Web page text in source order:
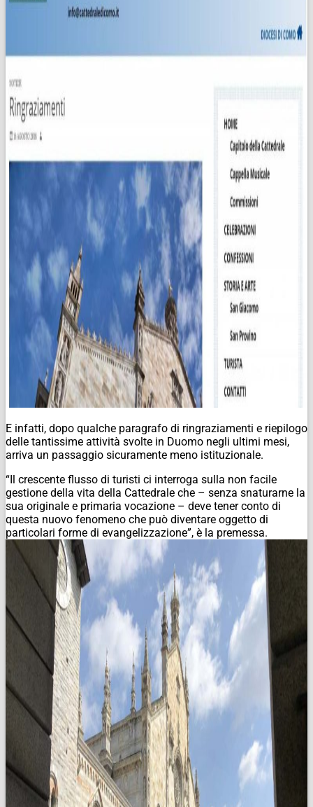
E infatti, dopo qualche paragrafo di ringraziamenti e riepilogo
delle tantissime attività svolte in Duomo negli ultimi mesi,
arriva un passaggio sicuramente meno istituzionale.
“Il crescente flusso di turisti ci interroga sulla non facile
gestione della vita della Cattedrale che – senza snaturarne la
sua originale e primaria vocazione – deve tener conto di
questa nuovo fenomeno che può diventare oggetto di
particolari forme di evangelizzazione”, è la premessa.